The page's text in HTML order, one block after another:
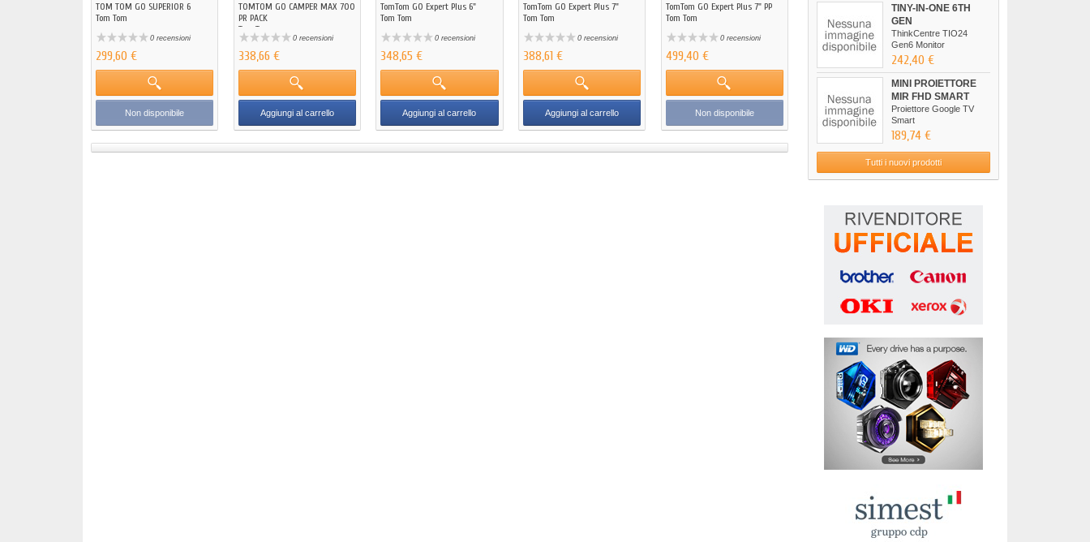
TOM TOM GO SUPERIOR 6
Tom Tom
0 recensioni
299,60 €
Non disponibile
TOMTOM GO CAMPER MAX 700
PR PACK
Tom Tom
0 recensioni
338,66 €
Aggiungi al carrello
TomTom GO Expert Plus 6"
Tom Tom
0 recensioni
348,65 €
Aggiungi al carrello
TomTom GO Expert Plus 7"
Tom Tom
0 recensioni
388,61 €
Aggiungi al carrello
TomTom GO Expert Plus 7" PP
Tom Tom
0 recensioni
499,40 €
Non disponibile
TINY-IN-ONE 6TH
GEN
ThinkCentre TIO24
Gen6 Monitor
242,40 €
MINI PROIETTORE
MIR FHD SMART
Proiettore Google TV
Smart
189,74 €
Tutti i nuovi prodotti